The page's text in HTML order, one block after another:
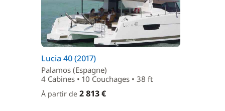
Lucia 40 (2017)
Palamos (Espagne)
4 Cabines • 10 Couchages • 38 ft
À partir de 2 813 €